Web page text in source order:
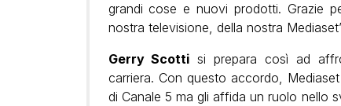
grandi cose e nuovi prodotti. Grazie
nostra televisione, della nostra
Gerry Scotti si prepara così ad
carriera. Con questo accordo,
di Canale 5 ma gli affida un ruolo nello